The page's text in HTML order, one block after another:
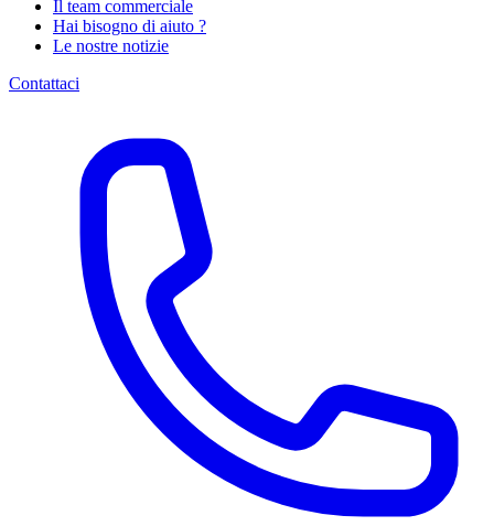
Il team commerciale
Hai bisogno di aiuto ?
Le nostre notizie
Contattaci